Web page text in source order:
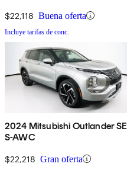
$22,118 Buena oferta
Incluye tarifas de conc.
2024 Mitsubishi Outlander SE
S-AWC
$22,218 Gran oferta